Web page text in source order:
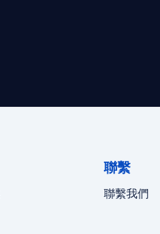
聯繫
聯繫我們